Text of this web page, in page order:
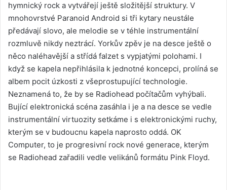
hymnický rock a vytvářejí ještě složitější struktury. V
mnohovrstvé Paranoid Android si tři kytary neustále
předávají slovo, ale melodie se v téhle instrumentální
rozmluvě nikdy neztrácí. Yorkův zpěv je na desce ještě o
něco naléhavější a střídá falzet s vypjatými polohami. I
když se kapela nepřihlásila k jednotné koncepci, prolíná se
albem pocit úzkosti z všeprostupující technologie.
Neznamená to, že by se Radiohead počítačům vyhýbali.
Bující elektronická scéna zasáhla i je a na desce se vedle
instrumentální virtuozity setkáme i s elektronickými ruchy,
kterým se v budoucnu kapela naprosto oddá. OK
Computer, to je progresivní rock nové generace, kterým
se Radiohead zařadili vedle velikánů formátu Pink Floyd.